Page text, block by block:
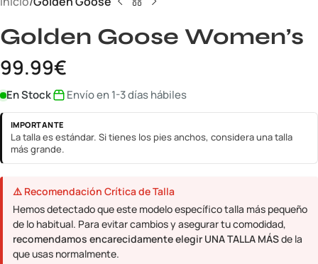
Golden Goose Women’s
99.99€
En Stock Envío en 1-3 días hábiles
IMPORTANTE
La talla es estándar. Si tienes los pies anchos, considera una talla
más grande.
⚠️ Recomendación Crítica de Talla
Hemos detectado que este modelo específico talla más pequeño
de lo habitual. Para evitar cambios y asegurar tu comodidad,
recomendamos encarecidamente elegir UNA TALLA MÁSde la
que usas normalmente.